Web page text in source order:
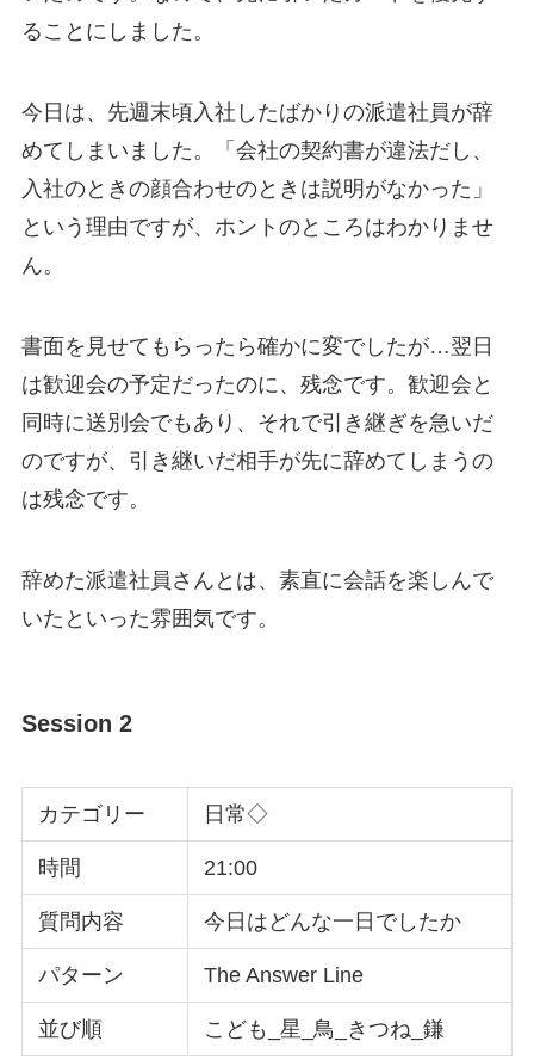
ることにしました。
今日は、先週末頃入社したばかりの派遣社員が辞
めてしまいました。「会社の契約書が違法だし、
入社のときの顔合わせのときは説明がなかった」
という理由ですが、ホントのところはわかりませ
ん。
書面を見せてもらったら確かに変でしたが…翌日
は歓迎会の予定だったのに、残念です。歓迎会と
同時に送別会でもあり、それで引き継ぎを急いだ
のですが、引き継いだ相手が先に辞めてしまうの
は残念です。
辞めた派遣社員さんとは、素直に会話を楽しんで
いたといった雰囲気です。
Session 2
カテゴリー 日常◇
時間 21:00
質問内容 今日はどんな一日でしたか
パターン The Answer Line
並び順 こども_星_鳥_きつね_鎌